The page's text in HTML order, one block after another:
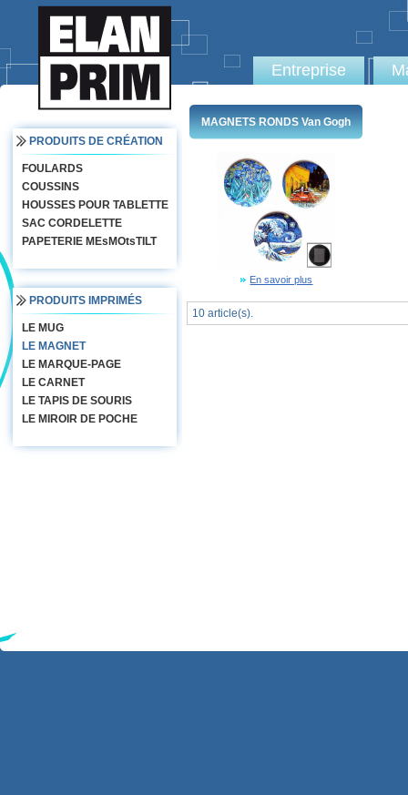
Entreprise
PRODUITS DE CRÉATION
FOULARDS
COUSSINS
HOUSSES POUR TABLETTE
SAC CORDELETTE
PAPETERIE MEsMOtsTILT
PRODUITS IMPRIMÉS
LE MUG
LE MAGNET
LE MARQUE-PAGE
LE CARNET
LE TAPIS DE SOURIS
LE MIROIR DE POCHE
MAGNETS RONDS Van Gogh
En savoir plus
10 article(s).